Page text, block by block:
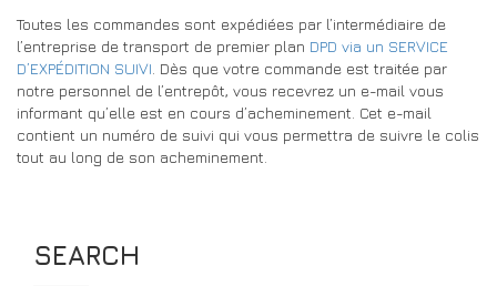
Toutes les commandes sont expédiées par l’intermédiaire de
l’entreprise de transport de premier plan DPD via un SERVICE
D’EXPÉDITION SUIVI . Dès que votre commande est traitée par
notre personnel de l’entrepôt, vous recevrez un e-mail vous
informant qu’elle est en cours d’acheminement. Cet e-mail
contient un numéro de suivi qui vous permettra de suivre le colis
tout au long de son acheminement.
SEARCH